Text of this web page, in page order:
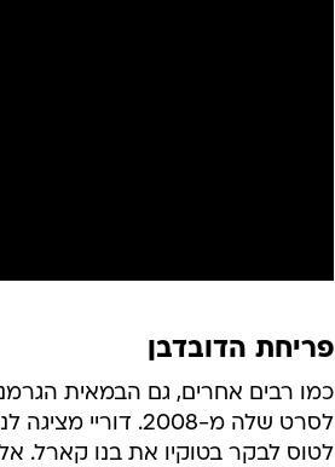
פריחת הדובדבן
כמו רבים אחרים, גם הבמאית
לסרט שלה מ-2008.
לטוס לבקר בטוקיו את בנו קארל.